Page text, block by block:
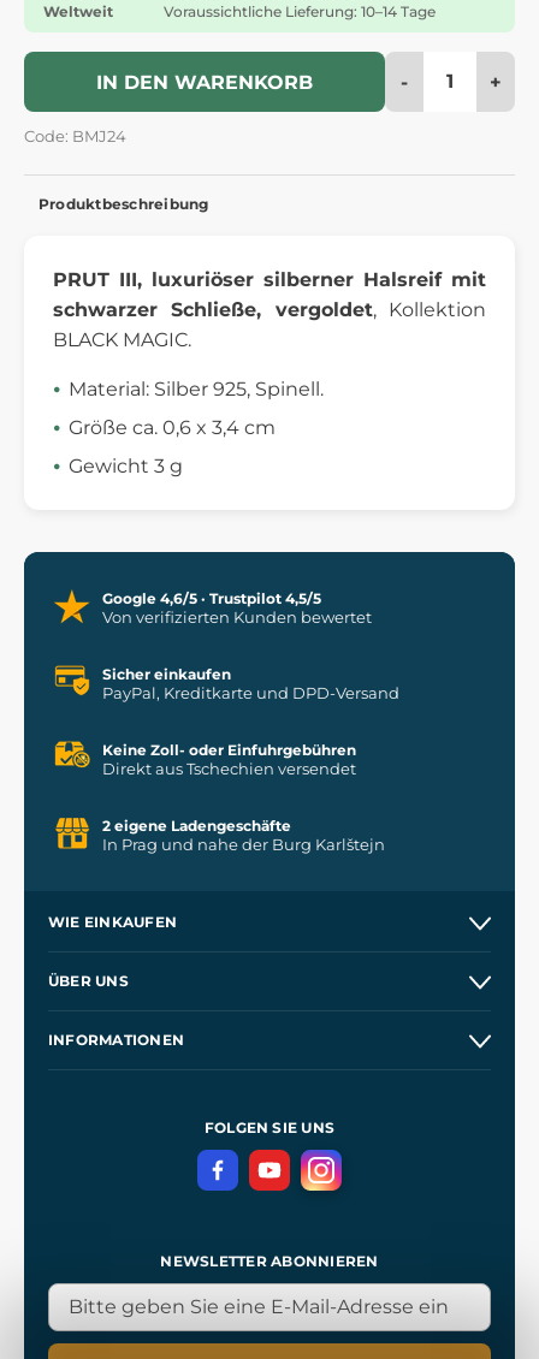
Weltweit
Voraussichtliche Lieferung: 10–14 Tage
IN DEN WARENKORB - +
Code: BMJ24
Produktbeschreibung
PRUT III, luxuriöser silberner Halsreif mit
schwarzer Schließe, vergoldet, Kollektion
BLACK MAGIC.
Material: Silber 925, Spinell.
Größe ca. 0,6 x 3,4 cm
Gewicht 3 g
Google 4,6/5 · Trustpilot 4,5/5
Von verifizierten Kunden bewertet
Sicher einkaufen
PayPal, Kreditkarte und DPD-Versand
Keine Zoll- oder Einfuhrgebühren
Direkt aus Tschechien versendet
2 eigene Ladengeschäfte
In Prag und nahe der Burg Karlštejn
WIE EINKAUFEN
Kontakt
ÜBER UNS
INFORMATIONEN
DatenschutzerklärungFOLGEN SIE UNS
NEWSLETTER ABONNIEREN